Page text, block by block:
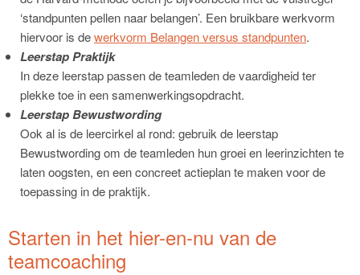
‘standpunten pellen naar belangen’. Een bruikbare werkvorm
hiervoor is dewerkvorm Belangen versus standpunten.
Leerstap Praktijk
In deze leerstap passen de teamleden de vaardigheid ter
plekke toe in een samenwerkingsopdracht.
Leerstap Bewustwording
Ook al is de leercirkel al rond: gebruik de leerstap
Bewustwording om de teamleden hun groei en leerinzichten te
laten oogsten, en een concreet actieplan te maken voor de
toepassing in de praktijk.
Starten in het hier-en-nu van de
teamcoaching